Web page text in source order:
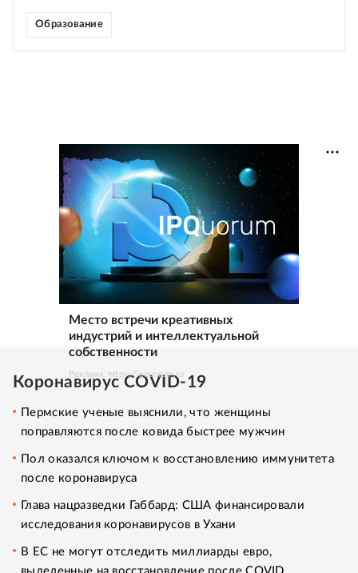
Образование
Место встречи креативных
индустрий и интеллектуальной
собственности
Реклама. https://ipquorum.ru
Коронавирус COVID-19
Пермские ученые выяснили, что женщины
поправляются после ковида быстрее мужчин
Пол оказался ключом к восстановлению иммунитета
после коронавируса
Глава нацразведки Габбард: США финансировали
исследования коронавирусов в Ухани
В ЕС не могут отследить миллиарды евро,